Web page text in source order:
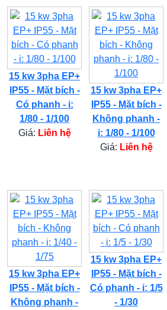
15 kw 3pha EP+
IP55 - Mặt bích -
Có phanh - i:
1/80 - 1/100
Giá: Liên hệ
15 kw 3pha EP+
IP55 - Mặt bích -
Không phanh -
i: 1/80 - 1/100
Giá: Liên hệ
15 kw 3pha EP+
IP55 - Mặt bích -
Không phanh -
15 kw 3pha EP+
IP55 - Mặt bích -
Có phanh - i: 1/5
- 1/30